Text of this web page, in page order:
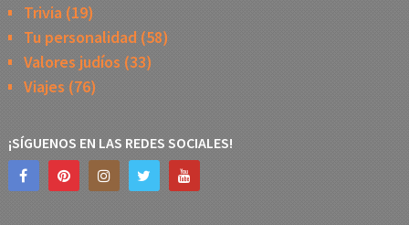
Trivia(19)
Tu personalidad(58)
Valores judíos (33)
Viajes (76)
¡SÍGUENOS EN LAS REDES SOCIALES!